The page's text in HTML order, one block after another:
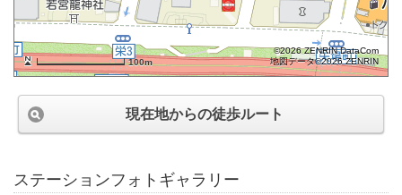
100m
©2026 ZENRIN DataCom
地図データ©2026 ZENRIN
現在地からの徒歩ルート
ステーションフォトギャラリー